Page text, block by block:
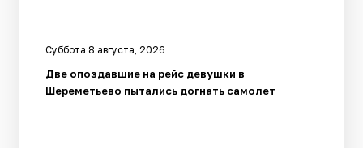
Суббота 8 августа, 2026
Две опоздавшие на рейс девушки в
Шереметьево пытались догнать самолет